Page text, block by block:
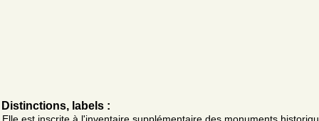
Distinctions, labels :
Elle est inscrite à l'inventaire supplémentaire des monuments